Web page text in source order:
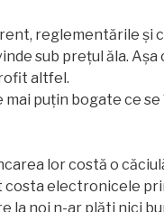
reglementările
sub prețul ăla. Așa
altfel.
mai puțin bogate ce
lor costă o
costa electronicele
la noi n-ar plăti nici